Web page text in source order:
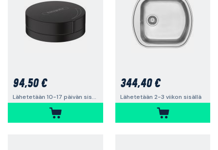
94,50 €
Lähetetään 10-17 päivän sisällä
344,40 €
Lähetetään 2-3 viikon sisällä